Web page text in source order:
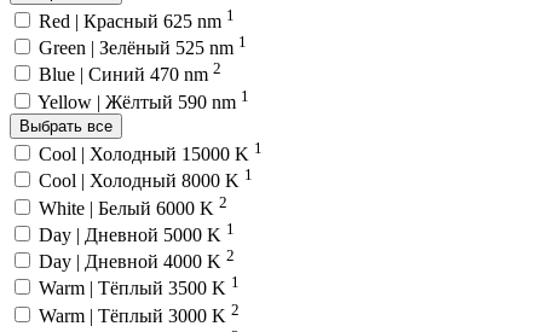
Red | Красный 625 nm 1
Green | Зелёный 525 nm 1
Blue | Синий 470 nm 2
Yellow | Жёлтый 590 nm 1
Выбрать все
Cool | Холодный 15000 K 1
Cool | Холодный 8000 K 1
White | Белый 6000 K 2
Day | Дневной 5000 K 1
Day | Дневной 4000 K 2
Warm | Тёплый 3500 K 1
Warm | Тёплый 3000 K 2